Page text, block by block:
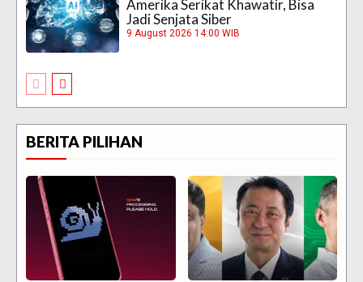
Amerika Serikat Khawatir, Bisa
Jadi Senjata Siber
9 August 2026 14:00 WIB
BERITA PILIHAN